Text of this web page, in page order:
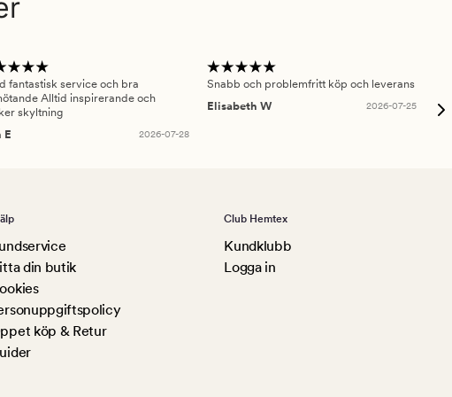
fantastisk service och bra
Alltid inspirerande och
skyltning
E
2026-07-28
Snabb och problemfritt köp och leverans
Elisabeth W
2026-07-25
din butik
köp & Retur
Club Hemtex
Kundklubb
Logga in